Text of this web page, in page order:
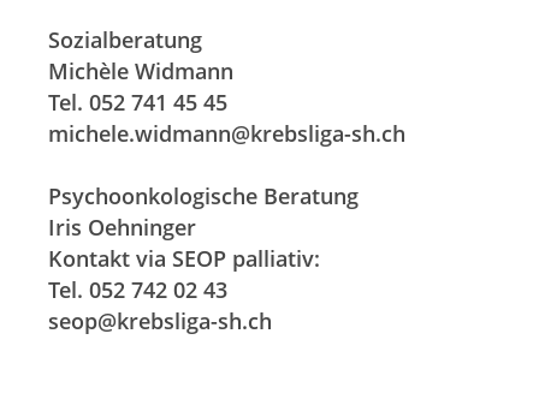
Sozialberatung
Michèle Widmann
Tel. 052 741 45 45
michele.widmann@krebsliga-sh.ch
Psychoonkologische Beratung
Iris Oehninger
Kontakt via SEOP palliativ:
Tel. 052 742 02 43
seop@krebsliga-sh.ch